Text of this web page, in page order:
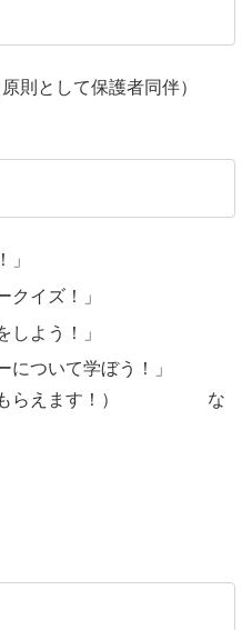
則として保護者同伴）
」
クイズ！」
しよう！」
について学ぼう！」
がもらえます！） な